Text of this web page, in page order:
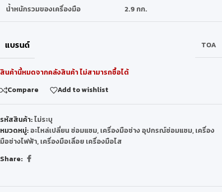
น้ำหนักรวมของเครื่องมือ 2.9 กก.
แบรนด์ TOA
สินค้านี้หมดจากคลังสินค้า ไม่สามารถซื้อได้
Compare
Add to wishlist
รหัสสินค้า:ไม่ระบุ
หมวดหมู่:อะไหล่เปลี่ยน ซ่อมแซม,เครื่องมือช่าง อุปกรณ์ซ่อมแซม,เครื่อง
มือช่างไฟฟ้า,เครื่องมือเลื่อย เครื่องมือไส
Share: